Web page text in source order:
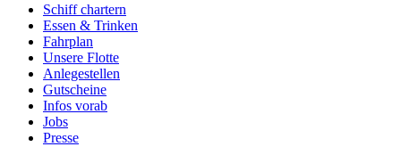
Schiff chartern
Essen & Trinken
Fahrplan
Unsere Flotte
Anlegestellen
Gutscheine
Infos vorab
Jobs
Presse